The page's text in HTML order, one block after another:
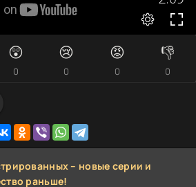
😲
0
😢
0
😡
0
👎
0
– новые серии и
раньше!